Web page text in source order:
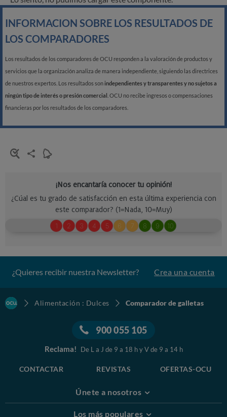
INFORMACION SOBRE LOS RESULTADOS DE
LOS COMPARADORES
Los resultados de los comparadores de OCU responden a la valoración de productos y
servicios que la organización analiza de manera independiente, siguiendo las directrices
de nuestros expertos. Los resultados son independientes y transparentes y no sujetos a
ningún tipo de interés o presión comercial . OCU no recibe ingresos o compensaciones
financieras por los resultados de los comparadores.
¿Quieres recibir nuestra Newsletter? Crea una cuenta
Alimentación : Dulces Comparador de galletas
900 055 105
Reclama! De L a J de 9 a 18 h y V de 9 a 14 h
CONTACTAR REVISTAS OFERTAS-OCU
Únete a nosotros
Los más populares